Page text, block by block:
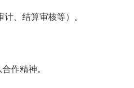
、结算审核等）。
作精神。